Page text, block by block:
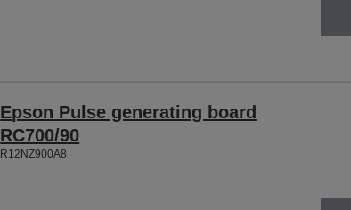
Epson Pulse generating board
RC700/90
R12NZ900A8